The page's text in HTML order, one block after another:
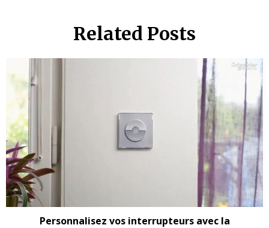
Related Posts
Personnalisez vos interrupteurs avec la